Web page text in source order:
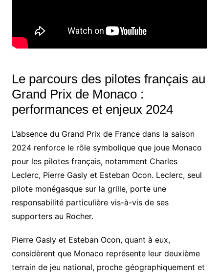
Le parcours des pilotes français au
Grand Prix de Monaco :
performances et enjeux 2024
L’absence du Grand Prix de France dans la saison
2024 renforce le rôle symbolique que joue Monaco
pour les pilotes français, notamment Charles
Leclerc, Pierre Gasly et Esteban Ocon. Leclerc, seul
pilote monégasque sur la grille, porte une
responsabilité particulière vis-à-vis de ses
supporters au Rocher.
Pierre Gasly et Esteban Ocon, quant à eux,
considèrent que Monaco représente leur deuxième
terrain de jeu national, proche géographiquement et